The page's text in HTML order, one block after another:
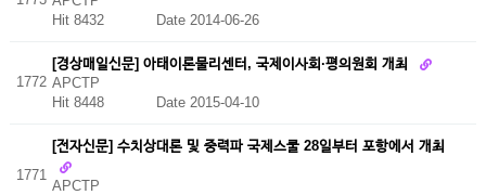
Hit 8432
Date 2014-06-26
1772
[경상매일신문] 아태이론물리센터, 국제이사회·평의원회 개최
APCTP
Hit 8448
Date 2015-04-10
1771
[전자신문] 수치상대론 및 중력파 국제스쿨 28일부터 포항에서 개최
APCTP